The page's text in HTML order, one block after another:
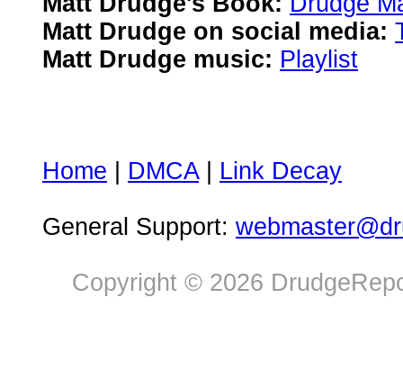
Matt Drudge on social media:
Matt Drudge music: Playlist
Home DMCA| Link Decay
General Support:
Copyright © 2026